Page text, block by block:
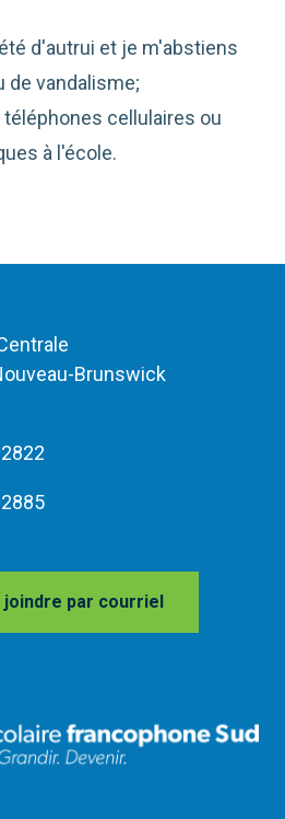
d'autrui et je m'abstiens
de vandalisme;
cellulaires ou
à l'école.
Brunswick
joindre par courriel